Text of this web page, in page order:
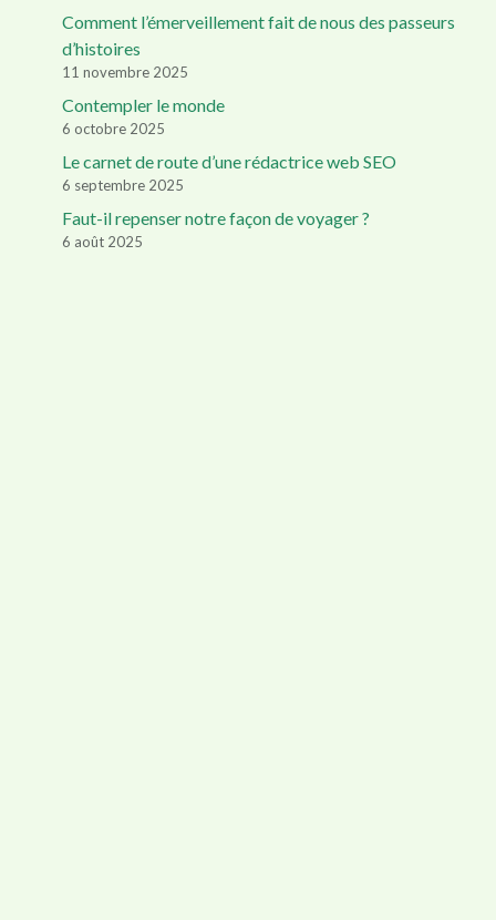
Comment l’émerveillement fait de nous des passeurs
d’histoires
11 novembre 2025
Contempler le monde
6 octobre 2025
Le carnet de route d’une rédactrice web SEO
6 septembre 2025
Faut-il repenser notre façon de voyager ?
6 août 2025